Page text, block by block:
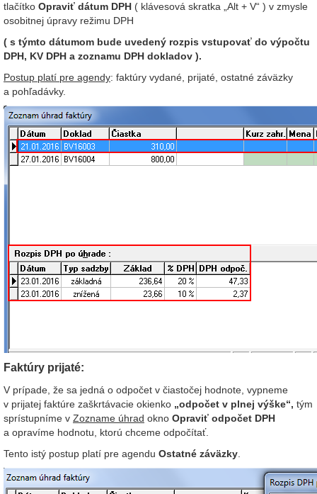
tlačítko Opraviť dátum DPH ( klávesová skratka „Alt + V“ ) v zmysle
osobitnej úpravy režimu DPH
( s týmto dátumom bude uvedený rozpis vstupovať do výpočtu
DPH, KV DPH a zoznamu DPH dokladov ).
Postup platí pre agendy: faktúry vydané, prijaté, ostatné záväzky
a pohľadávky.
Faktúry prijaté:
V prípade, že sa jedná o odpočet v čiastočej hodnote, vypneme
v prijatej faktúre zaškrtávacie okienko „odpočet v plnej výške“, tým
sprístupníme v Zozname úhrad okno Opraviť odpočet DPH
a opravíme hodnotu, ktorú chceme odpočítať.
Tento istý postup platí pre agendu Ostatné záväzky